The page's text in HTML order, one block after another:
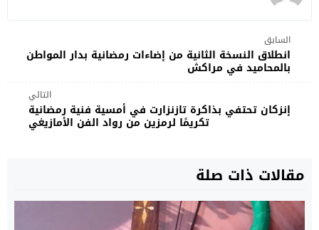
السابق
انطلاق النسخة الثانية من إضاءات رمضانية بدار المواطن
بالمحاميد في مراكش
التالي
إنزكان تحتفي بذاكرة تازنزارت في أمسية فنية رمضانية
تكريمًا لرمزين من رواد الفن الأمازيغي
مقالات ذات صلة